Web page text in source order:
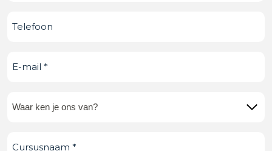
Telefoonnummer
E-
Waar
je
Cursusnaam (Vereist)